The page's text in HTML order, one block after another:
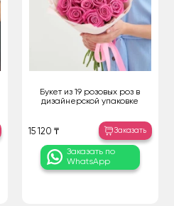
Букет из 19 розовых роз в
дизайнерской упаковке
15 120 ₸ Заказать
Заказать по
WhatsApp